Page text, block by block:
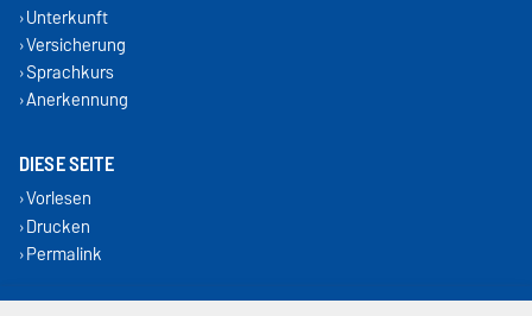
Unterkunft
Versicherung
Sprachkurs
Anerkennung
DIESE SEITE
Vorlesen
Drucken
Permalink